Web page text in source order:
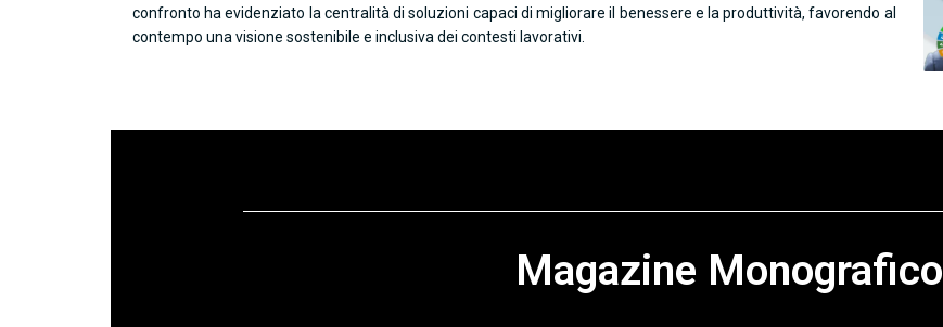
confronto ha evidenziato la centralità di soluzioni capaci di migliorare il benessere e la produttività, favorendo al
contempo una visione sostenibile e inclusiva dei contesti lavorativi.
Magazine Monografico